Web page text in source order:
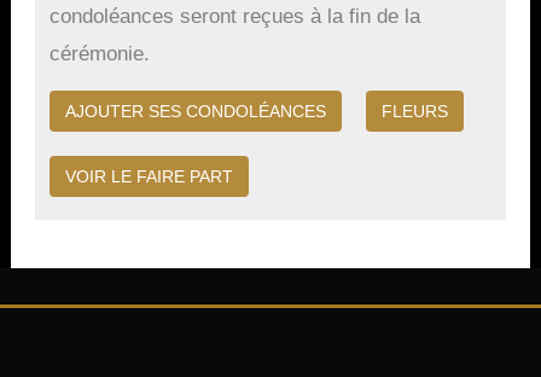
condoléances seront reçues à la fin de la
cérémonie.